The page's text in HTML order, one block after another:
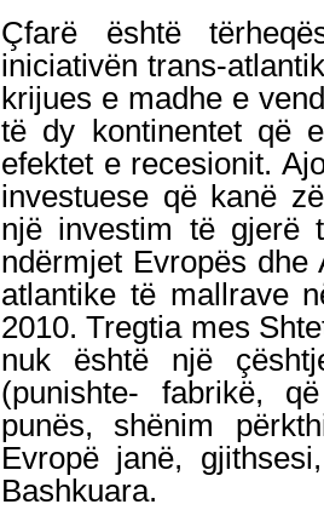
Çfarë është
iniciativën trans-
krijues e madhe e
të dy kontinentet që
efektet e recesionit.
investuese që kanë
një investim të gjerë
ndërmjet Evropës
atlantike të mallrave
2010. Tregtia mes
nuk është një
(punishte- fabrikë,
punës, shënim
Evropë janë,
Bashkuara.